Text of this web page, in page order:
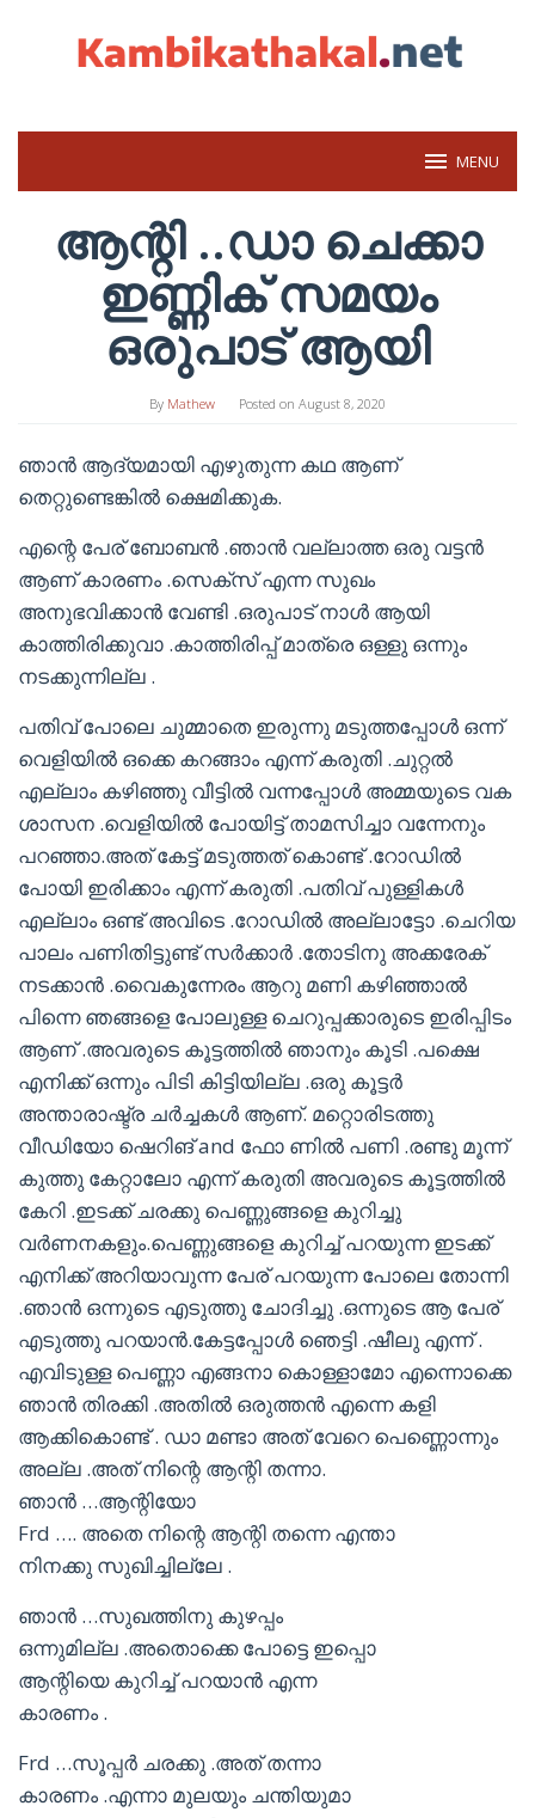
MENU
ആന്റി ..ഡാ ചെക്കാ
ഇണ്ണിക് സമയം
ഒരുപാട് ആയി
By Mathew Posted on August 8, 2020
ഞാൻ ആദ്യമായി എഴുതുന്ന കഥ ആണ്
തെറ്റുണ്ടെങ്കിൽ ക്ഷെമിക്കുക.
എന്റെ പേര് ബോബൻ .ഞാൻ വല്ലാത്ത ഒരു വട്ടൻ
ആണ് കാരണം .സെക്സ് എന്ന സുഖം
അനുഭവിക്കാൻ വേണ്ടി .ഒരുപാട് നാൾ ആയി
കാത്തിരിക്കുവാ .കാത്തിരിപ്പ് മാത്രെ ഒള്ളു ഒന്നും
നടക്കുന്നില്ല .
പതിവ് പോലെ ചുമ്മാതെ ഇരുന്നു മടുത്തപ്പോൾ ഒന്ന്
വെളിയിൽ ഒക്കെ കറങ്ങാം എന്ന് കരുതി .ചുറ്റൽ
എല്ലാം കഴിഞ്ഞു വീട്ടിൽ വന്നപ്പോൾ അമ്മയുടെ വക
ശാസന .വെളിയിൽ പോയിട്ട് താമസിച്ചാ വന്നേനും
പറഞ്ഞാ.അത് കേട്ട് മടുത്തത് കൊണ്ട് .റോഡിൽ
പോയി ഇരിക്കാം എന്ന് കരുതി .പതിവ് പുള്ളികൾ
എല്ലാം ഒണ്ട് അവിടെ .റോഡിൽ അല്ലാട്ടോ .ചെറിയ
പാലം പണിതിട്ടുണ്ട് സർക്കാർ .തോടിനു അക്കരേക്
നടക്കാൻ .വൈകുന്നേരം ആറു മണി കഴിഞ്ഞാൽ
പിന്നെ ഞങ്ങളെ പോലുള്ള ചെറുപ്പക്കാരുടെ ഇരിപ്പിടം
ആണ് .അവരുടെ കൂട്ടത്തിൽ ഞാനും കൂടി .പക്ഷെ
എനിക്ക് ഒന്നും പിടി കിട്ടിയില്ല .ഒരു കൂട്ടർ
അന്താരാഷ്ട്ര ചർച്ചകൾ ആണ്. മറ്റൊരിടത്തു
വീഡിയോ ഷെറിങ് and ഫോ ണിൽ പണി .രണ്ടു മൂന്ന്
കുത്തു കേറ്റാലോ എന്ന് കരുതി അവരുടെ കൂട്ടത്തിൽ
കേറി .ഇടക്ക് ചരക്കു പെണ്ണുങ്ങളെ കുറിച്ചു
വർണനകളും.പെണ്ണുങ്ങളെ കുറിച്ച് പറയുന്ന ഇടക്ക്
എനിക്ക് അറിയാവുന്ന പേര് പറയുന്ന പോലെ തോന്നി
.ഞാൻ ഒന്നുടെ എടുത്തു ചോദിച്ചു .ഒന്നുടെ ആ പേര്
എടുത്തു പറയാൻ.കേട്ടപ്പോൾ ഞെട്ടി .ഷീലു എന്ന് .
എവിടുള്ള പെണ്ണാ എങ്ങനാ കൊള്ളാമോ എന്നൊക്കെ
ഞാൻ തിരക്കി .അതിൽ ഒരുത്തൻ എന്നെ കളി
ആക്കികൊണ്ട് . ഡാ മണ്ടാ അത് വേറെ പെണ്ണൊന്നും
അല്ല .അത് നിന്റെ ആന്റി തന്നാ.
ഞാൻ …ആന്റിയോ
Frd …. അതെ നിന്റെ ആന്റി തന്നെ എന്താ
നിനക്കു സുഖിച്ചില്ലേ .
ഞാൻ …സുഖത്തിനു കുഴപ്പം
ഒന്നുമില്ല .അതൊക്കെ പോട്ടെ ഇപ്പൊ
ആന്റിയെ കുറിച്ച് പറയാൻ എന്ന
കാരണം .
Frd …സൂപ്പർ ചരക്കു .അത് തന്നാ
കാരണം .എന്നാ മുലയും ചന്തിയുമാ